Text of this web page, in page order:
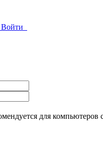
Войти
для